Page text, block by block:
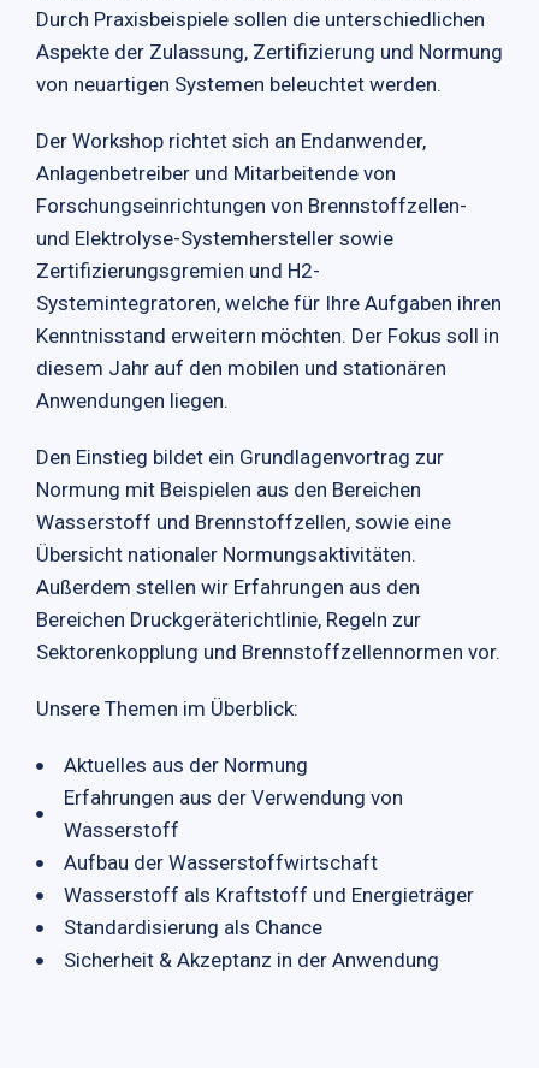
Durch Praxisbeispiele sollen die unterschiedlichen
Aspekte der Zulassung, Zertifizierung und Normung
von neuartigen Systemen beleuchtet werden.
Der Workshop richtet sich an Endanwender,
Anlagenbetreiber und Mitarbeitende von
Forschungseinrichtungen von Brennstoffzellen-
und Elektrolyse-Systemhersteller sowie
Zertifizierungsgremien und H2-
Systemintegratoren, welche für Ihre Aufgaben ihren
Kenntnisstand erweitern möchten. Der Fokus soll in
diesem Jahr auf den mobilen und stationären
Anwendungen liegen.
Den Einstieg bildet ein Grundlagenvortrag zur
Normung mit Beispielen aus den Bereichen
Wasserstoff und Brennstoffzellen, sowie eine
Übersicht nationaler Normungsaktivitäten.
Außerdem stellen wir Erfahrungen aus den
Bereichen Druckgeräterichtlinie, Regeln zur
Sektorenkopplung und Brennstoffzellennormen vor.
Unsere Themen im Überblick:
Aktuelles aus der Normung
Erfahrungen aus der Verwendung von
Wasserstoff
Aufbau der Wasserstoffwirtschaft
Wasserstoff als Kraftstoff und Energieträger
Standardisierung als Chance
Sicherheit & Akzeptanz in der Anwendung